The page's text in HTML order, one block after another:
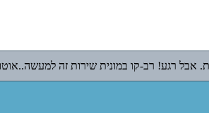
אבל רגע! רב-קו במונית שירות זה